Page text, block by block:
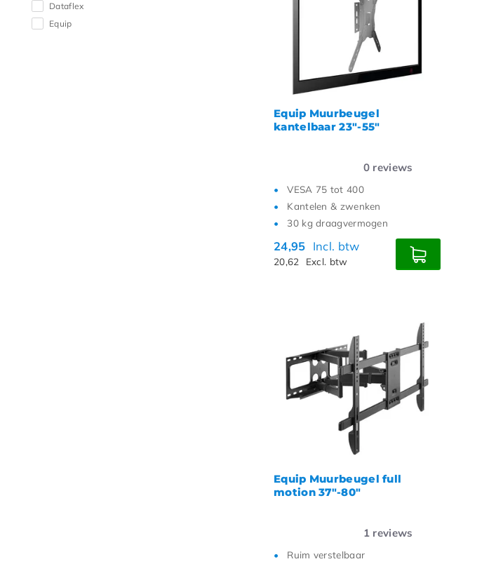
Dataflex
Equip
Equip Muurbeugel
kantelbaar 23"-55"
0 reviews
VESA 75 tot 400
Kantelen & zwenken
30 kg draagvermogen
24,95 Incl. btw
20,62 Excl. btw
Equip Muurbeugel full
motion 37"-80"
1 reviews
Ruim verstelbaar